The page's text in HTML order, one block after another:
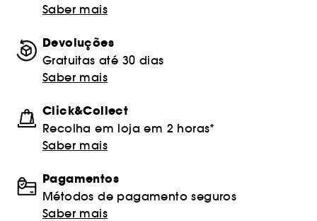
Saber mais
Devoluções
Gratuitas até 30 dias
Saber mais
Click&Collect
Recolha em loja em 2 horas*
Saber mais
Pagamentos
Métodos de pagamento seguros
Saber mais